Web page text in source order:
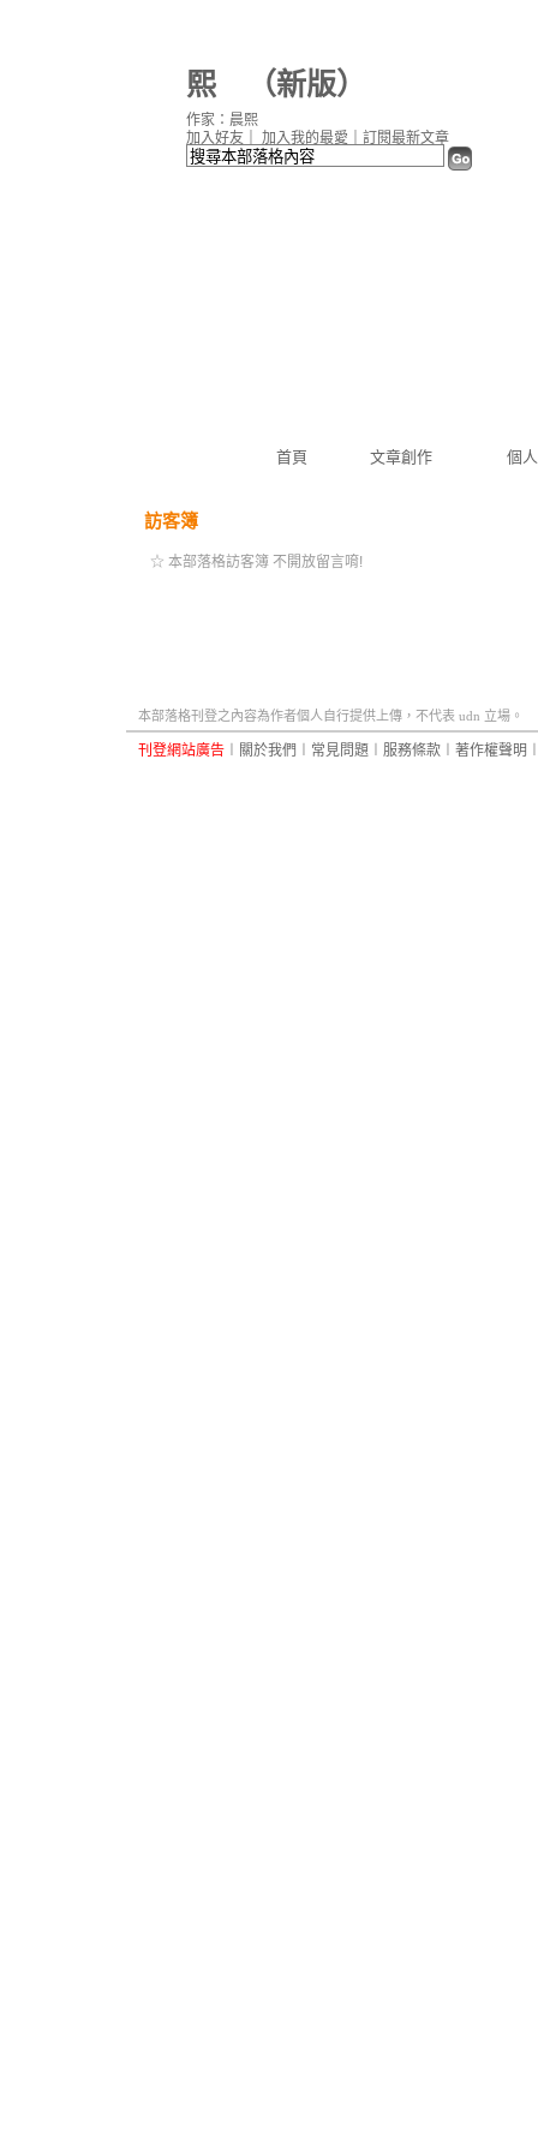
熙 （新版）
首頁 文章創作 個
加入好友 加入我的最愛 訂閱最新文章
作家：晨熙
訪客簿
☆ 本部落格訪客簿 不開放留言唷!
本部落格刊登之內容為作者個人自行提供上傳，不代表 udn 立場。
刊登網站廣告 關於我們 常見問題 服務條款 著作權聲明